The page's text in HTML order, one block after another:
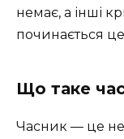
немає, а інші
починається
Що таке
Часник — це не